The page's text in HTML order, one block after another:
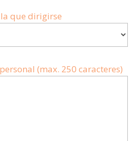
que dirigirse
(max. 250 caracteres)